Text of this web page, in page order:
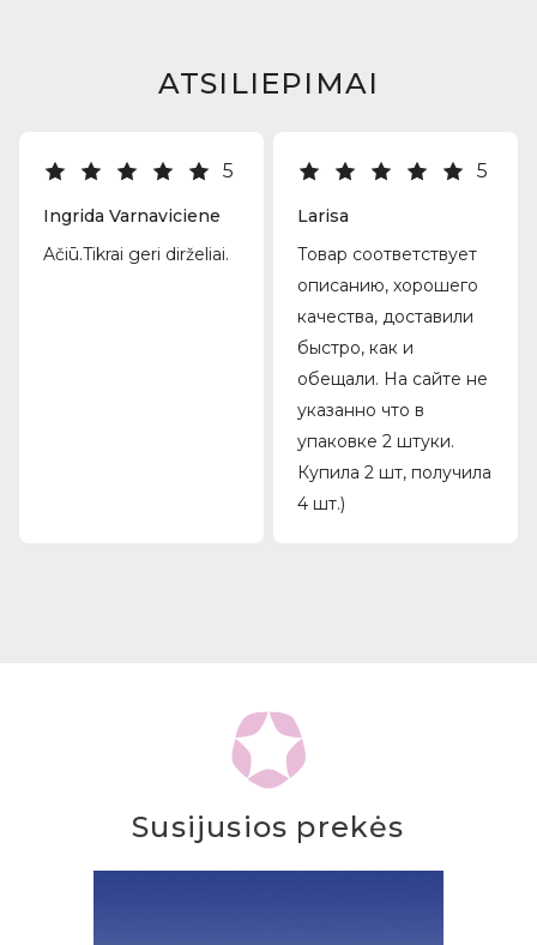
ATSILIEPIMAI
5
Ingrida Varnaviciene
Ačiū.Tikrai geri dirželiai.
5
Larisa
Товар соответствует
описанию, хорошего
качества, доставили
быстро, как и
обещали. На сайте не
указанно что в
упаковке 2 штуки.
Купила 2 шт, получила
4 шт.)
Susijusios prekės